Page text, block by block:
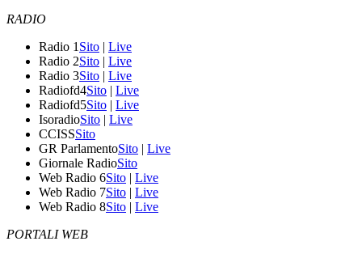
RADIO
Radio 1 Sito | Live
Radio 2Sito | Live
Radio 3Sito | Live
Radiofd4Sito | Live
Radiofd5Sito | Live
IsoradioSito | Live
CCISSSito
GR ParlamentoSito | Live
Giornale RadioSito
Web Radio 6Sito | Live
Web Radio 7Sito | Live
Web Radio 8Sito | Live
PORTALI WEB